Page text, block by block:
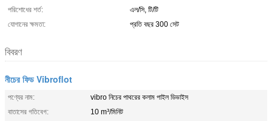
পরিশোধের শর্ত:
এল/সি, টি/টি
যোগানের ক্ষমতা:
প্রতি বছর 300 সেট
বিবরণ
নীচের ফিড Vibroflot
পণ্যের নাম:
vibro নিচের পাথরের কলাম পাইল ডিভাইস
বাতাসের গতিবেগ:
10 m³/মিনিট